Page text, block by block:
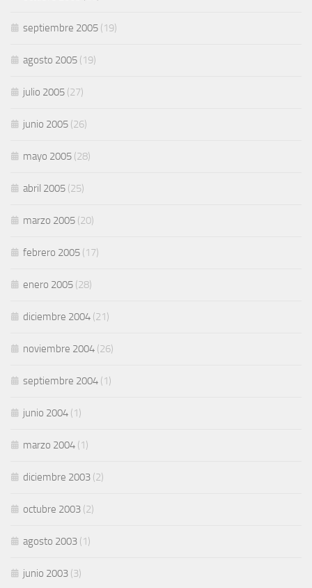
septiembre 2005 (19)
agosto 2005 (19)
julio 2005 (27)
junio 2005 (26)
mayo 2005 (28)
abril 2005 (25)
marzo 2005 (20)
febrero 2005 (17)
enero 2005 (28)
diciembre 2004 (21)
noviembre 2004 (26)
septiembre 2004 (1)
junio 2004 (1)
marzo 2004 (1)
diciembre 2003 (2)
octubre 2003 (2)
agosto 2003 (1)
junio 2003 (3)